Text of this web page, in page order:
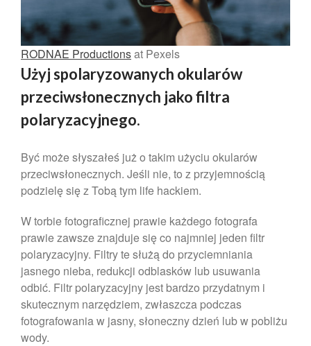
Kanał komentarzy
WordPress.org
RODNAE Productionsat Pexels
Użyj spolaryzowanych okularów
przeciwsłonecznych jako filtra
polaryzacyjnego.
Być może słyszałeś już o takim użyciu okularów
przeciwsłonecznych. Jeśli nie, to z przyjemnością
podzielę się z Tobą tym life hackiem.
W torbie fotograficznej prawie każdego fotografa
prawie zawsze znajduje się co najmniej jeden filtr
polaryzacyjny. Filtry te służą do przyciemniania
jasnego nieba, redukcji odblasków lub usuwania
odbić. Filtr polaryzacyjny jest bardzo przydatnym i
skutecznym narzędziem, zwłaszcza podczas
fotografowania w jasny, słoneczny dzień lub w pobliżu
wody.